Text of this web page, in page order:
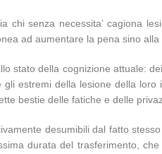
chi senza necessita’ cagiona
ad aumentare la pena sino
stato della cognizione attuale:
estremi della lesione della
bestie delle fatiche e delle
desumibili dal fatto
durata del trasferimento,